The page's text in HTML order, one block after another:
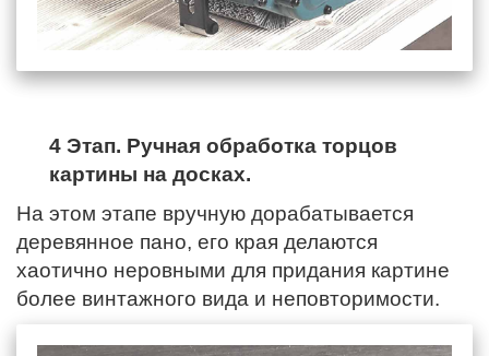
4 Этап. Ручная обработка торцов
картины на досках.
На этом этапе вручную дорабатывается
деревянное пано, его края делаются
хаотично неровными для придания картине
более винтажного вида и неповторимости.